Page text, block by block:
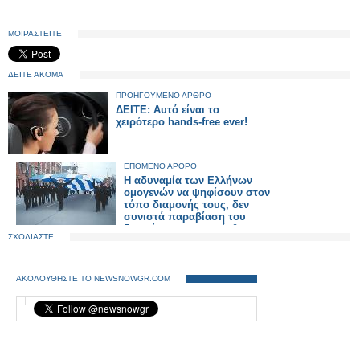
ΜΟΙΡΑΣΤΕΙΤΕ
ΔΕΙΤΕ ΑΚΟΜΑ
ΠΡΟΗΓΟΥΜΕΝΟ ΑΡΘΡΟ
ΔΕΙΤΕ: Αυτό είναι το
χειρότερο hands-free ever!
ΕΠΟΜΕΝΟ ΑΡΘΡΟ
Η αδυναμία των Ελλήνων
ομογενών να ψηφίσουν στον
τόπο διαμονής τους, δεν
συνιστά παραβίαση του
δικαιώματος, απεφάνθη το
ΣΧΟΛΙΑΣΤΕ
ΑΚΟΛΟΥΘΗΣΤΕ ΤΟ NEWSNOWGR.COM